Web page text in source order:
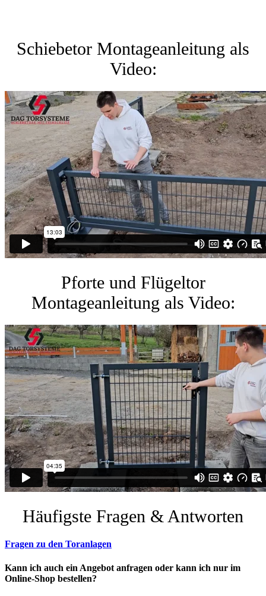
Schiebetor Montageanleitung als
Video:
Pforte und Flügeltor
Montageanleitung als Video:
Häufigste Fragen & Antworten
Fragen zu den Toranlagen
Kann ich auch ein Angebot anfragen oder kann ich nur im
Online-Shop bestellen?